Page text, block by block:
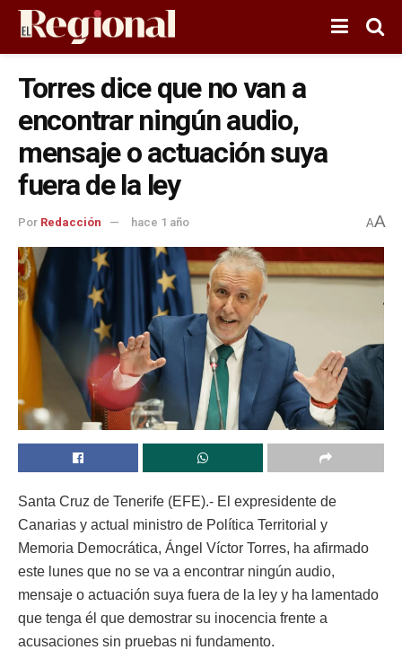
Torres dice que no van a
encontrar ningún audio,
mensaje o actuación suya
fuera de la ley
Por Redacción hace 1 año AA
Santa Cruz de Tenerife (EFE).- El expresidente de
Canarias y actual ministro de Política Territorial y
Memoria Democrática, Ángel Víctor Torres, ha afirmado
este lunes que no se va a encontrar ningún audio,
mensaje o actuación suya fuera de la ley y ha lamentado
que tenga él que demostrar su inocencia frente a
acusaciones sin pruebas ni fundamento.